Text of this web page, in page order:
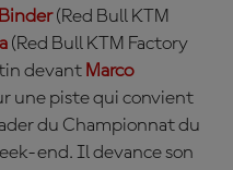
Binder(Red Bull KTM
(Red Bull KTM Factory
devant Marco
une piste qui convient
du Championnat du
end. Il devance son